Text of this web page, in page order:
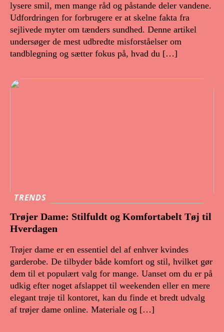
lysere smil, men mange råd og påstande deler vandene.
Udfordringen for forbrugere er at skelne fakta fra
sejlivede myter om tænders sundhed. Denne artikel
undersøger de mest udbredte misforståelser om
tandblegning og sætter fokus på, hvad du […]
TRENDS
Trøjer Dame: Stilfuldt og Komfortabelt Tøj til
Hverdagen
Trøjer dame er en essentiel del af enhver kvindes
garderobe. De tilbyder både komfort og stil, hvilket gør
dem til et populært valg for mange. Uanset om du er på
udkig efter noget afslappet til weekenden eller en mere
elegant trøje til kontoret, kan du finde et bredt udvalg
af trøjer dame online. Materiale og […]